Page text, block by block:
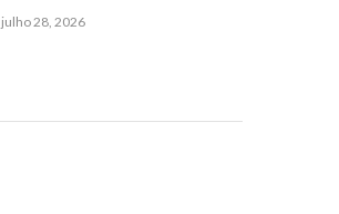
julho 28, 2026